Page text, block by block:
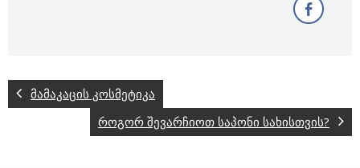
მამაკაცის კოსმეტიკა
როგორ შევარჩიოთ საპონი სახისთვის?